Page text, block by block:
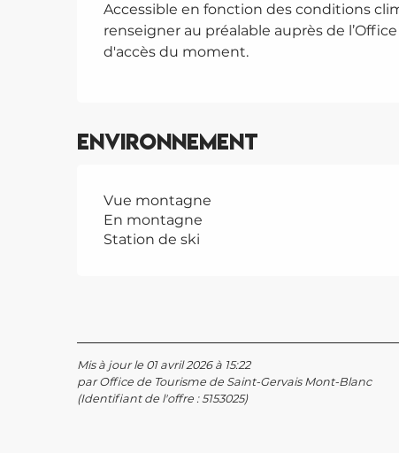
Accessible en fonction des conditions
renseigner au préalable auprès de
d'accès du moment.
Environnement
Vue montagne
En montagne
Station de ski
Mis à jour le 01 avril 2026 à 15:22
par Office de Tourisme de Saint-Gervais Mont-Blanc
(Identifiant de l'offre :5153025)